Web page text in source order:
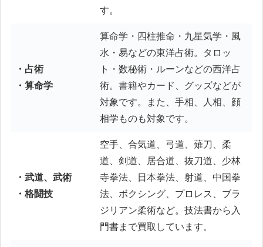
す。
・占術
・算命学
算命学・四柱推命・九星気学・風
水・易などの東洋占術。タロッ
ト・数秘術・ルーンなどの西洋占
術。書籍やカード、グッズなどが
対象です。また、手相、人相、顔
相学ものも対象です。
・武道、武術
・格闘技
空手、合気道、弓道、薙刀、柔
道、剣道、居合道、抜刀道、少林
寺拳法、日本拳法、射道、中国拳
法、ボクシング、プロレス、ブラ
ジリアン柔術など。技法書から入
門書まで買取しています。